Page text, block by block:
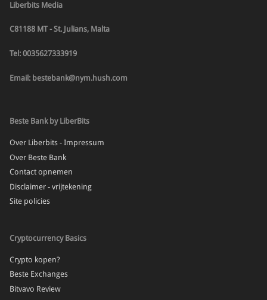
Liberbits Media
C81188 MT - St. Julians, Malta
Tel: 0035627333919
Email: bestebank@nym.hush.com
Beste Bank by LiberBits
Over Liberbits - Impressum
Over Beste Bank
Contact opnemen
Disclaimer - vrijtekening
Site policies
Cryptocurrency Basics
Crypto kopen?
Beste Exchanges
Bitvavo Review